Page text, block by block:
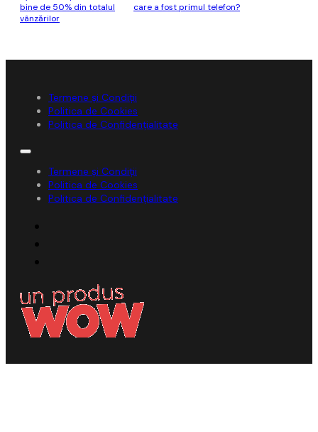
bine de 50% din totalul
vânzărilor
care a fost primul telefon?
Termene și Condiții
Politica de Cookies
Politica de Confidențialitate
Termene și Condiții
Politica de Cookies
Politica de Confidențialitate